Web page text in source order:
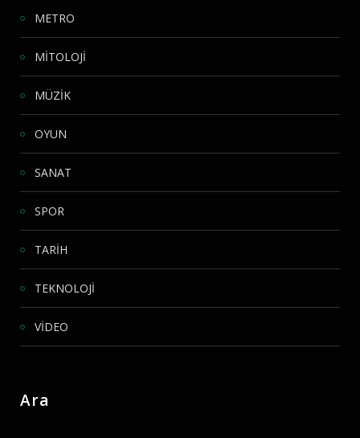
METRO
MİTOLOJİ
MÜZİK
OYUN
SANAT
SPOR
TARİH
TEKNOLOJİ
VİDEO
Ara